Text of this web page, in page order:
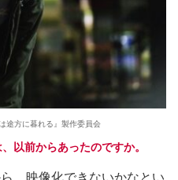
途方に暮れる』製作委員会
以前からあったのですか。
、映像化できないかなとい